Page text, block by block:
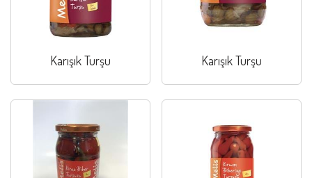
Karışık Turşu Karışık Turşu